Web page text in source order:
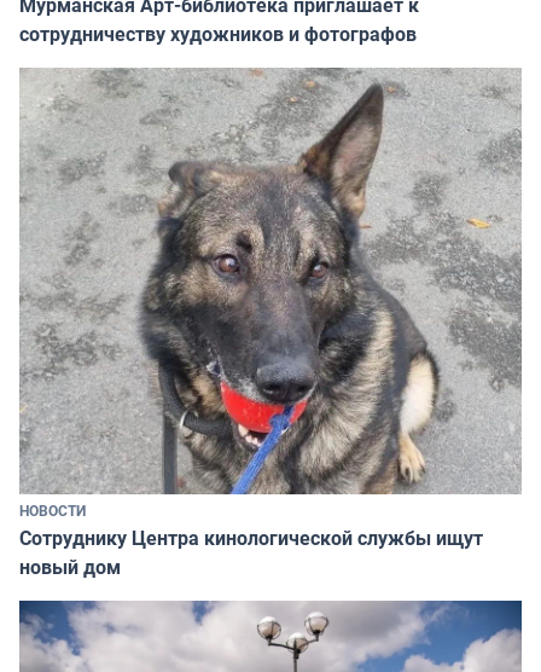
сотрудничеству художников и фотографов
НОВОСТИ
Сотруднику Центра кинологической службы ищут
новый дом